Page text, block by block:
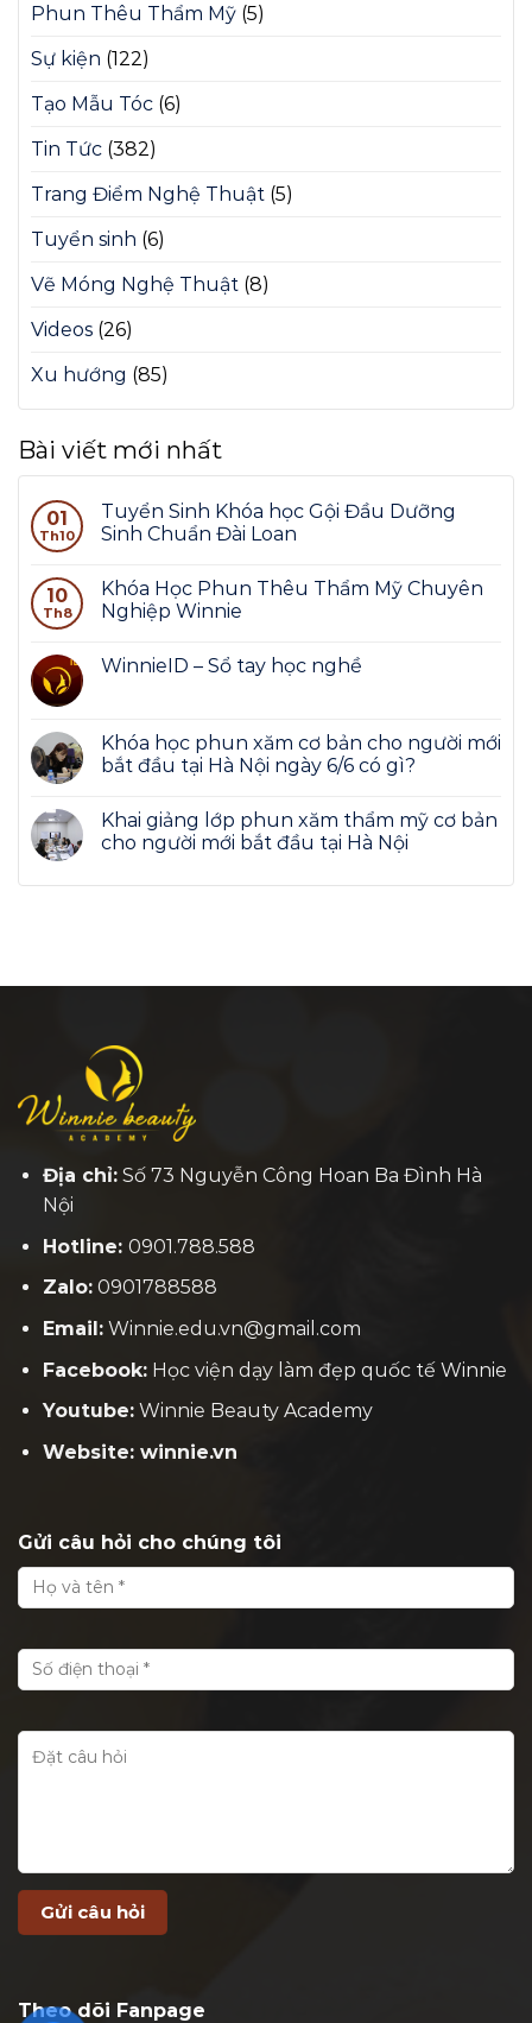
Phun Thêu Thẩm Mỹ (5)
Sự kiện (122)
Tạo Mẫu Tóc (6)
Tin Tức (382)
Trang Điểm Nghệ Thuật (5)
Tuyển sinh (6)
Vẽ Móng Nghệ Thuật (8)
Videos (26)
Xu hướng (85)
Bài viết mới nhất
01
Th10
Tuyển Sinh Khóa học Gội Đầu Dưỡng
Sinh Chuẩn Đài Loan
10
Th8
Khóa Học Phun Thêu Thẩm Mỹ Chuyên
Nghiệp Winnie
WinnieID – Sổ tay học nghề
Khóa học phun xăm cơ bản cho người mới
bắt đầu tại Hà Nội ngày 6/6 có gì?
Khai giảng lớp phun xăm thẩm mỹ cơ bản
cho người mới bắt đầu tại Hà Nội
Địa chỉ:Số 73 Nguyễn Công Hoan Ba Đình Hà
Nội
Hotline: 0901.788.588
Zalo:0901788588
Email:Winnie.edu.vn@gmail.com
Facebook:Học viện dạy làm đẹp quốc tế Winnie
Youtube:Winnie Beauty Academy
Website: winnie.vn
Gửi câu hỏi cho chúng tôi
Theo dõi Fanpage